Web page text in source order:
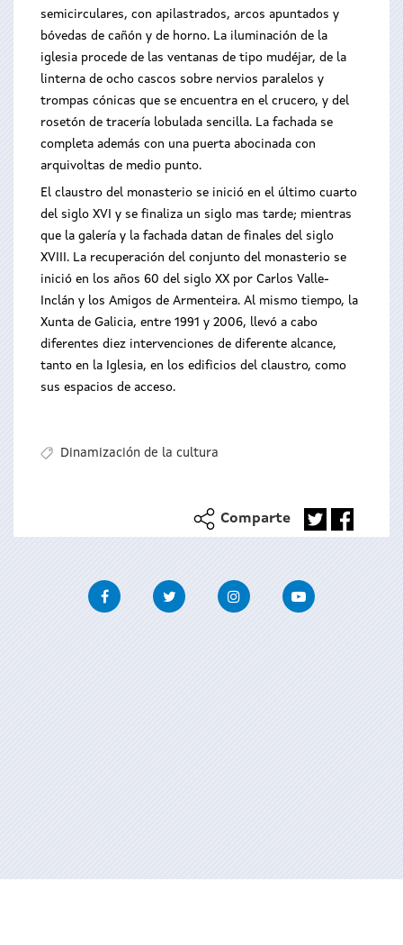
semicirculares, con apilastrados, arcos apuntados y
bóvedas de cañón y de horno. La iluminación de la
iglesia procede de las ventanas de tipo mudéjar, de la
linterna de ocho cascos sobre nervios paralelos y
trompas cónicas que se encuentra en el crucero, y del
rosetón de tracería lobulada sencilla. La fachada se
completa además con una puerta abocinada con
arquivoltas de medio punto.
El claustro del monasterio se inició en el último cuarto
del siglo XVI y se finaliza un siglo mas tarde; mientras
que la galería y la fachada datan de finales del siglo
XVIII. La recuperación del conjunto del monasterio se
inició en los años 60 del siglo XX por Carlos Valle-
Inclán y los Amigos de Armenteira. Al mismo tiempo, la
Xunta de Galicia, entre 1991 y 2006, llevó a cabo
diferentes diez intervenciones de diferente alcance,
tanto en la Iglesia, en los edificios del claustro, como
sus espacios de acceso.
Dinamización de la cultura
Comparte
FacebookTwitter InstagramYoutube